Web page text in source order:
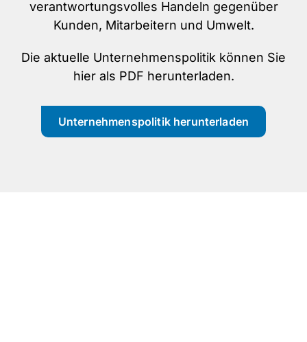
verantwortungsvolles Handeln gegenüber
Kunden, Mitarbeitern und Umwelt.
Die aktuelle Unternehmenspolitik können Sie
hier als PDF herunterladen.
Unternehmenspolitik herunterladen